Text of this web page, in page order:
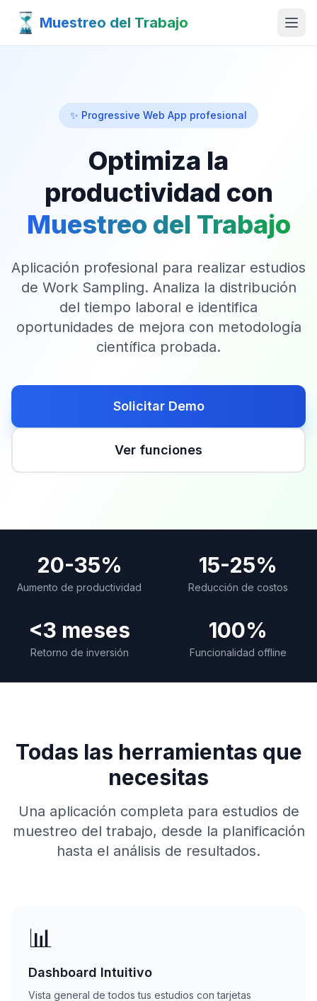
Muestreo del Trabajo
✨ Progressive Web App profesional
Optimiza la
productividad con
Muestreo del Trabajo
Aplicación profesional para realizar estudios
de Work Sampling. Analiza la distribución
del tiempo laboral e identifica
oportunidades de mejora con metodología
científica probada.
Solicitar Demo
Ver funciones
20-35%
Aumento de productividad
15-25%
Reducción de costos
<3 meses
Retorno de inversión
100%
Funcionalidad offline
Todas las herramientas que
necesitas
Una aplicación completa para estudios de
muestreo del trabajo, desde la planificación
hasta el análisis de resultados.
📊
Dashboard Intuitivo
Vista general de todos tus estudios con tarjetas